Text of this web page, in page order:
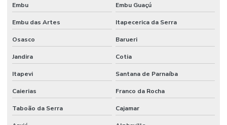
Fornecedores De Etiquetas Tag Para Roupas
Fornecedores De Etiquetas Térmicas Adesivas No Paraná
Fornecedores De Ribbon Cera Sul
Onde Comprar Etiquetas Couche Paraná
Onde Comprar Etiquetas Para Roupas Em Paraná
Embu Embu Guaçú
Embu das Artes Itapecerica da Serra
Osasco Barueri
Jandira Cotia
Itapevi Santana de Parnaíba
Caierias Franco da Rocha
Taboão da Serra Cajamar